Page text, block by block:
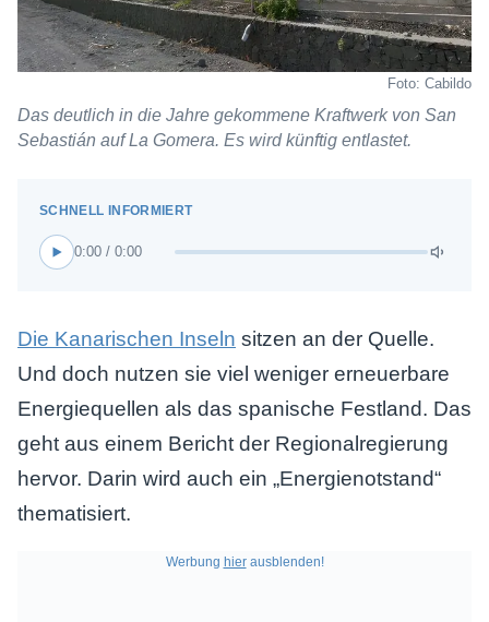
Foto: Cabildo
Das deutlich in die Jahre gekommene Kraftwerk von San
Sebastián auf La Gomera. Es wird künftig entlastet.
0:00 / 0:00
Die Kanarischen Inseln sitzen an der Quelle.
Und doch nutzen sie viel weniger erneuerbare
Energiequellen als das spanische Festland. Das
geht aus einem Bericht der Regionalregierung
hervor. Darin wird auch ein „Energienotstand“
thematisiert.
Werbung hierausblenden!